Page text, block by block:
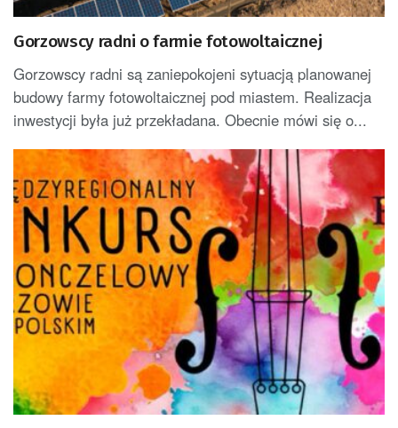
Gorzowscy radni o farmie fotowoltaicznej
Gorzowscy radni są zaniepokojeni sytuacją planowanej
budowy farmy fotowoltaicznej pod miastem. Realizacja
inwestycji była już przekładana. Obecnie mówi się o...